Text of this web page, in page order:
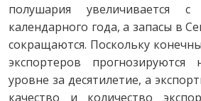
полушария увеличивается
календарного года, а запасы в
сокращаются. Поскольку
экспортеров
уровне за десятилетие, а
качество и количество